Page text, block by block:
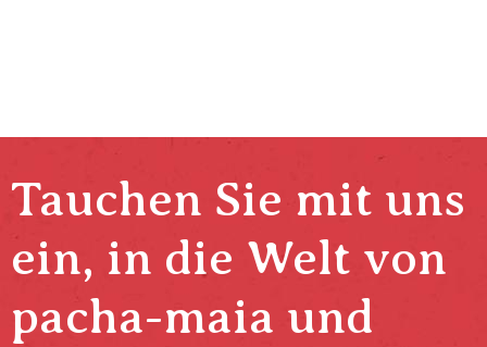
Tauchen Sie mit uns
ein, in die Welt von
pacha-maia und